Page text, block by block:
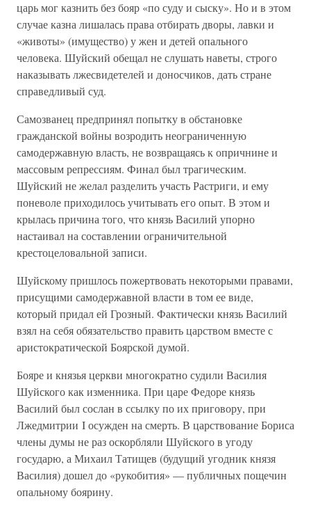
царь мог казнить без бояр «по суду и сыску». Но и в этом
случае казна лишалась права отбирать дворы, лавки и
«животы» (имущество) у жен и детей опального
человека. Шуйский обещал не слушать наветы, строго
наказывать лжесвидетелей и доносчиков, дать стране
справедливый суд.
Самозванец предпринял попытку в обстановке
гражданской войны возродить неограниченную
самодержавную власть, не возвращаясь к опричнине и
массовым репрессиям. Финал был трагическим.
Шуйский не желал разделить участь Растриги, и ему
поневоле приходилось учитывать его опыт. В этом и
крылась причина того, что князь Василий упорно
настаивал на составлении ограничительной
крестоцеловальной записи.
Шуйскому пришлось пожертвовать некоторыми правами,
присущими самодержавной власти в том ее виде,
который придал ей Грозный. Фактически князь Василий
взял на себя обязательство править царством вместе с
аристократической Боярской думой.
Бояре и князья церкви многократно судили Василия
Шуйского как изменника. При царе Федоре князь
Василий был сослан в ссылку по их приговору, при
Лжедмитрии I осужден на смерть. В царствование Бориса
члены думы не раз оскорбляли Шуйского в угоду
государю, а Михаил Татищев (будущий угодник князя
Василия) дошел до «рукобития» — публичных пощечин
опальному боярину.